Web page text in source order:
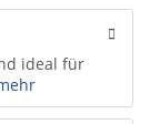
ideal für